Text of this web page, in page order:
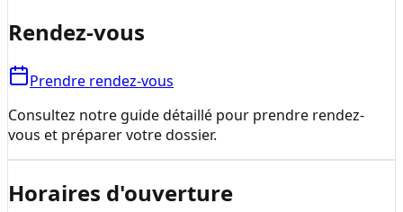
Rendez-vous
Prendre rendez-vous
Consultez notre guide détaillé pour prendre rendez-
vous et préparer votre dossier.
Horaires d'ouverture